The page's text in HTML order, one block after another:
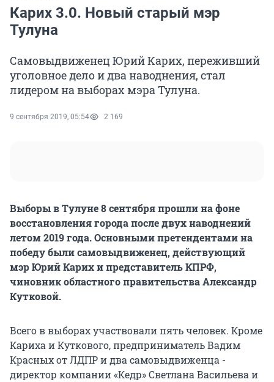
Карих 3.0. Новый старый мэр
Тулуна
Самовыдвиженец Юрий Карих, переживший
уголовное дело и два наводнения, стал
лидером на выборах мэра Тулуна.
9 сентября 2019, 05:54 2 169
Выборы в Тулуне 8 сентября прошли на фоне
восстановления города после двух наводнений
летом 2019 года. Основными претендентами на
победу были самовыдвиженец, действующий
мэр Юрий Карих и представитель КПРФ,
чиновник областного правительства Александр
Кутковой.
Всего в выборах участвовали пять человек. Кроме
Кариха и Куткового, предприниматель Вадим
Красных от ЛДПР и два самовыдвиженца -
директор компании «Кедр» Светлана Васильева и